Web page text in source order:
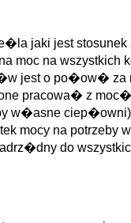
jaki jest stosunek
moc na
jest o po�ow� za
z moc�
w�asne
mocy na potrzeby
do